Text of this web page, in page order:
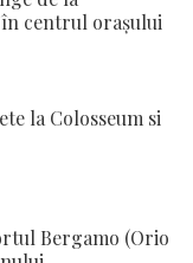
centrul orașului
la Colosseum si
Bergamo (Orio